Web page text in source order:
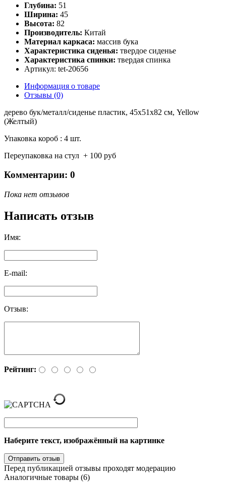
Глубина: 51
Ширина: 45
Высота: 82
Производитель: Китай
Материал каркаса: массив бука
Характеристика сиденья: твердое сиденье
Характеристика спинки: твердая спинка
Артикул: tet-20656
Информация о товаре
Отзывы (0)
дерево бук/металл/сиденье пластик, 45x51x82 см, Yellow
(Желтый)
Упаковка короб : 4 шт.
Переупаковка на стул + 100 руб
Комментарии: 0
Пока нет отзывов
Написать отзыв
Имя:
E-mail:
Отзыв:
Рейтинг:
Наберите текст, изображённый на картинке
Перед публикацией отзывы проходят модерацию
Аналогичные товары (6)